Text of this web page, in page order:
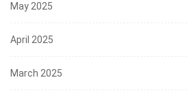
May 2025
April 2025
March 2025